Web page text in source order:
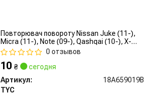
Повторювач повороту Nissan Juke (11-),
Micra (11-), Note (09-), Qashqai (10-), X-
Trail (01-) (18-A659-01-9B) TYC
0 отзывов
10₴
сегодня
Артикул:
18A659019B
TYC